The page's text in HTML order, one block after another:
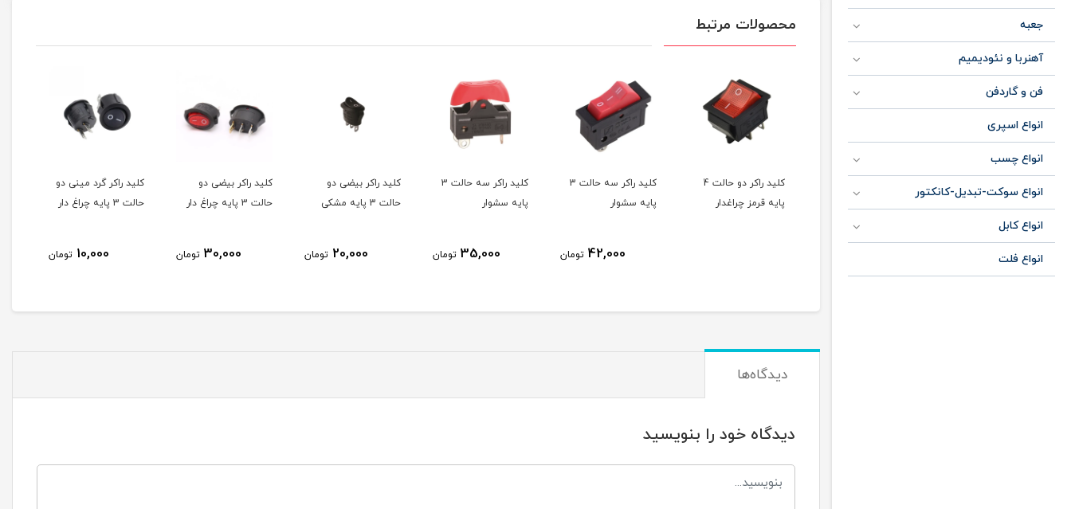
جعبه
آهنربا و نئودیمیم
فن و گاردفن
انواع اسپری
انواع چسب
انواع سوکت-تبدیل-کانکتور
انواع کابل
انواع فلت
محصولات مرتبط
22,000
کلید راکر دو حالت 4
پایه قرمز چراغدار
کلید راکر سه حالت 3
پایه سشوار
42,000 تومان
کلید راکر سه حالت 3
پایه سشوار
35,000 تومان
کلید راکر بیضی دو
حالت 3 پایه مشکی
20,000 تومان
کلید راکر بیضی دو
حالت 3 پایه چراغ دار
30,000 تومان
کلید راکر گرد مینی دو
حالت 3 پایه چراغ دار
10,000 تومان
دیدگاه‌ها
دیدگاه خود را بنویسید